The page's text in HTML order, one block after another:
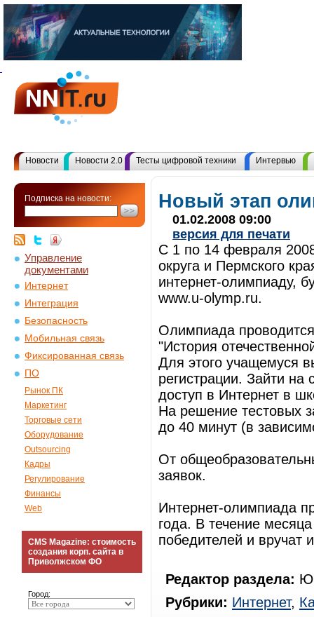
Новости Новости 2.0 Тесты цифровой техники Интервью
Подписка на новости:
Управление
документами
Интернет
Интеграция
Безопасность
Мобильная связь
Фиксированная связь
ПО
Рынок ПК
Маркетинг
Торговые сети
Оборудование
Outsourcing
Кадры
Регулирование
Финансы
Web
CMS Magazine: стоимость
создания корп. сайта в
Приволжском ФО
Город:
Новый этап
01.02.2008 09:00
версия для печати
С 1 по 14 февраля
округа и Пермского
интернет-олимпиаду,
www.u-olymp.ru.
Олимпиада
"История
Для этого учащемуся
регистрации. Зайти
доступ в Интернет в
На решение тестовых
до 40 минут (в
От
заявок.
Интернет-олимпиада
года. В течение
победителей и вручат
Редактор раздела:
Рубрики: Интернет,